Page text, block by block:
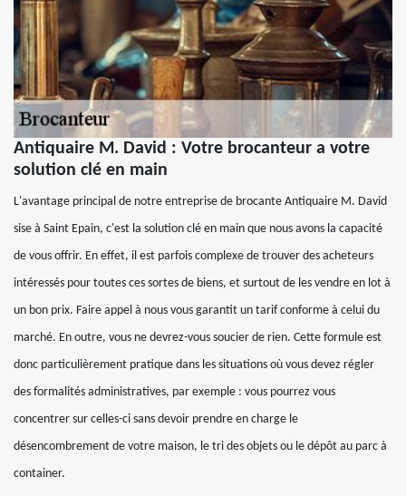
Antiquaire M. David : Votre brocanteur a votre
solution clé en main
L'avantage principal de notre entreprise de brocante Antiquaire M. David
sise à Saint Epain, c'est la solution clé en main que nous avons la capacité
de vous offrir. En effet, il est parfois complexe de trouver des acheteurs
intéressés pour toutes ces sortes de biens, et surtout de les vendre en lot à
un bon prix. Faire appel à nous vous garantit un tarif conforme à celui du
marché. En outre, vous ne devrez-vous soucier de rien. Cette formule est
donc particulièrement pratique dans les situations où vous devez régler
des formalités administratives, par exemple : vous pourrez vous
concentrer sur celles-ci sans devoir prendre en charge le
désencombrement de votre maison, le tri des objets ou le dépôt au parc à
container.